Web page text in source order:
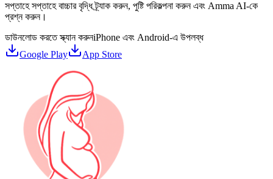
সপ্তাহে সপ্তাহে বাচ্চার বৃদ্ধি ট্র্যাক করুন, পুষ্টি পরিকল্পনা করুন এবং Amma AI-কে
প্রশ্ন করুন।
ডাউনলোড করতে স্ক্যান করুনiPhone এবং Android-এ উপলব্ধ
Google Play
App Store